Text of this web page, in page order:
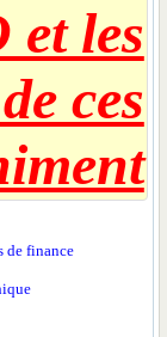
et les
ces
finance ?